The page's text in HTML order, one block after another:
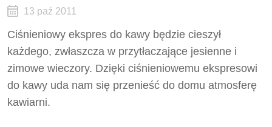
13 paź 2011
Ciśnieniowy ekspres do kawy będzie cieszył
każdego, zwłaszcza w przytłaczające jesienne i
zimowe wieczory. Dzięki ciśnieniowemu ekspresowi
do kawy uda nam się przenieść do domu atmosferę
kawiarni.